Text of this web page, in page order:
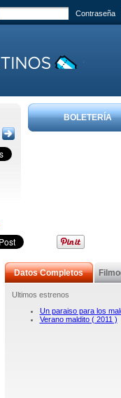
Contraseña
BOLETERÍA
Datos Completos
Ultimos estrenos
Un paraiso para los
Verano maldito ( 2011 )